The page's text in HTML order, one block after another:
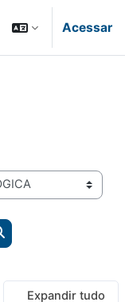
Acessar
cursos
Expandir tudo